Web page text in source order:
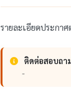
รายละเอียดประกา
ติดต่อสอบถา
-